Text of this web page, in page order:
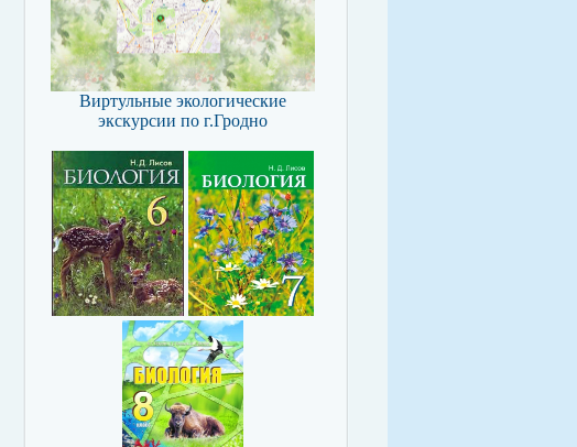
Виртульные экологические
экскурсии по г.Гродно